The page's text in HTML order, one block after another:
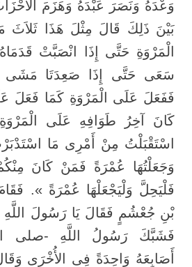
وَعْدَهُ وَنَصَرَ عَبْدَهُ وَهَزَمَ
بَيْنَ ذَلِكَ قَالَ مِثْلَ هَذَا ثَلاَثَ
الْمَرْوَةِ حَتَّى إِذَا انْصَبَّتْ
سَعَى حَتَّى إِذَا صَعِدَتَا مَشَى
فَفَعَلَ عَلَى الْمَرْوَةِ كَمَا فَعَلَ
كَانَ آخِرُ طَوَافِهِ عَلَى
اسْتَقْبَلْتُ مِنْ أَمْرِى مَا
وَجَعَلْتُهَا عُمْرَةً فَمَنْ كَانَ
فَلْيَحِلَّ وَلْيَجْعَلْهَا عُمْرَةً ».
بْنِ جُعْشُمٍ فَقَالَ يَا رَسُولَ اللَّهِ
فَشَبَّكَ رَسُولُ اللَّهِ -صلى
أَصَابِعَهُ وَاحِدَةً فِى الأُخْرَى